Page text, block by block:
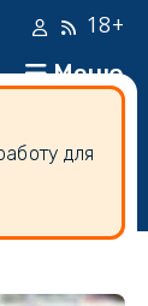
Меню
18+
для